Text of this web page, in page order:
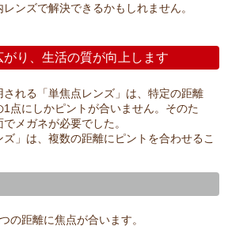
ンズで解決できるかもしれません。
がり、生活の質が向上します
れる「単焦点レンズ」は、特定の距離
1点にしかピントが合いません。そのた
メガネが必要でした。
」は、複数の距離にピントを合わせるこ
の距離に焦点が合います。